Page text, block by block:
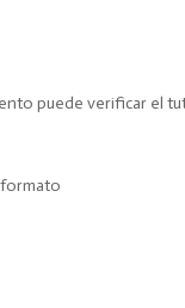
puede verificar el
formato